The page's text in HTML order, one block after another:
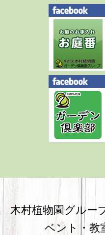
木村植物園グルー
ベント・教